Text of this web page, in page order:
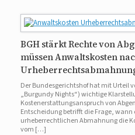
BGH stärkt Rechte von
müssen Anwaltskosten
Der Bundesgerichtshof hat mit Urteil
„Burgundy Nights“) wichtige
Kostenerstattungsanspruch von
Entscheidung betrifft die Frage, wann
urheberrechtlichen Abmahnung die
vom […]